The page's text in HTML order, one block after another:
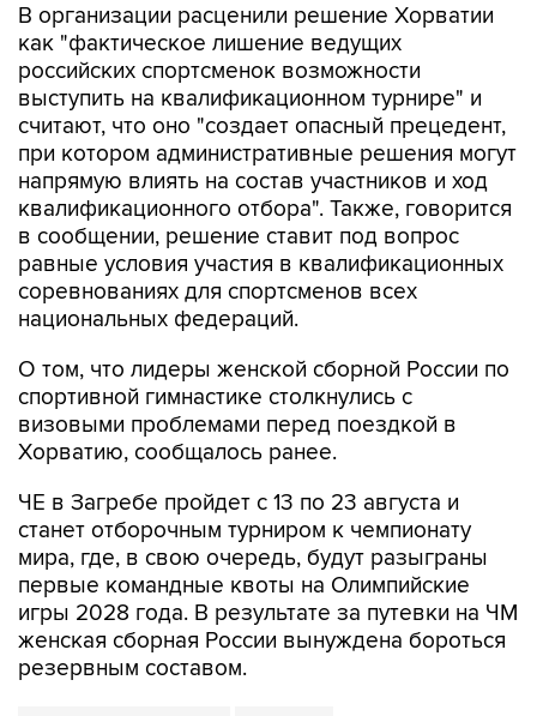
В организации расценили решение Хорватии
как "фактическое лишение ведущих
российских спортсменок возможности
выступить на квалификационном турнире" и
считают, что оно "создает опасный прецедент,
при котором административные решения могут
напрямую влиять на состав участников и ход
квалификационного отбора". Также, говорится
в сообщении, решение ставит под вопрос
равные условия участия в квалификационных
соревнованиях для спортсменов всех
национальных федераций.
О том, что лидеры женской сборной России по
спортивной гимнастике столкнулись с
визовыми проблемами перед поездкой в
Хорватию, сообщалось ранее.
ЧЕ в Загребе пройдет с 13 по 23 августа и
станет отборочным турниром к чемпионату
мира, где, в свою очередь, будут разыграны
первые командные квоты на Олимпийские
игры 2028 года. В результате за путевки на ЧМ
женская сборная России вынуждена бороться
резервным составом.